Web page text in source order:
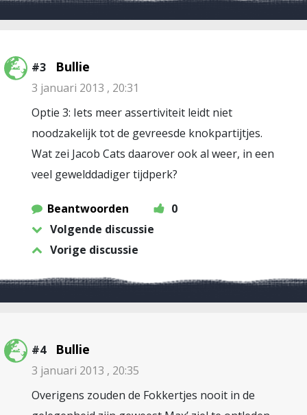
#3 Bullie
3 januari 2013 , 20:31
Optie 3: Iets meer assertiviteit leidt niet
noodzakelijk tot de gevreesde knokpartijtjes.
Wat zei Jacob Cats daarover ook al weer, in een
veel gewelddadiger tijdperk?
Beantwoorden
0
Volgende discussie
Vorige discussie
#4 Bullie
3 januari 2013 , 20:35
Overigens zouden de Fokkertjes nooit in de